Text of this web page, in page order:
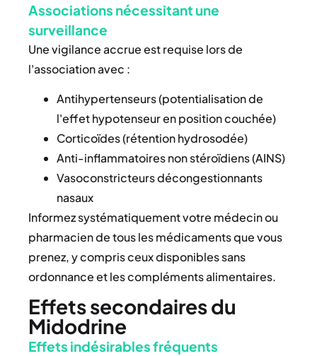
Associations nécessitant une
surveillance
Une vigilance accrue est requise lors de
l'association avec :
Antihypertenseurs (potentialisation de
l'effet hypotenseur en position couchée)
Corticoïdes (rétention hydrosodée)
Anti-inflammatoires non stéroïdiens (AINS)
Vasoconstricteurs décongestionnants
nasaux
Informez systématiquement votre médecin ou
pharmacien de tous les médicaments que vous
prenez, y compris ceux disponibles sans
ordonnance et les compléments alimentaires.
Effets secondaires du
Midodrine
Effets indésirables fréquents